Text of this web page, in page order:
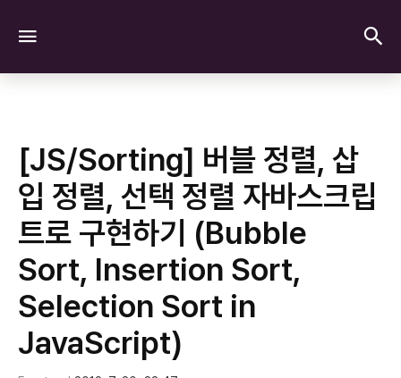
[JS/Sorting] 버블 정렬, 삽
입 정렬, 선택 정렬 자바스크립
트로 구현하기 (Bubble
Sort, Insertion Sort,
Selection Sort in
JavaScript)